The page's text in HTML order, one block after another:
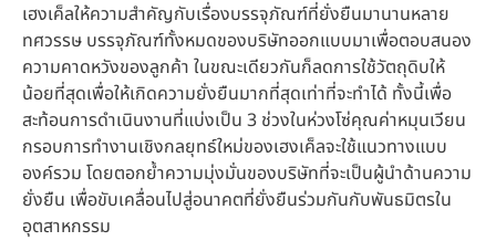
เฮงเค็ลให้ความสำคัญกับเรื่องบรรจุภัณฑ์ที่ยั่งยืนมานานหลาย
ทศวรรษ บรรจุภัณฑ์ทั้งหมดของบริษัทออกแบบมาเพื่อตอบสนอง
ความคาดหวังของลูกค้า ในขณะเดียวกันก็ลดการใช้วัตถุดิบให้
น้อยที่สุดเพื่อให้เกิดความยั่งยืนมากที่สุดเท่าที่จะทำได้ ทั้งนี้เพื่อ
สะท้อนการดำเนินงานที่แบ่งเป็น 3 ช่วงในห่วงโซ่คุณค่าหมุนเวียน
กรอบการทำงานเชิงกลยุทธ์ใหม่ของเฮงเค็ลจะใช้แนวทางแบบ
องค์รวม โดยตอกย้ำความมุ่งมั่นของบริษัทที่จะเป็นผู้นำด้านความ
ยั่งยืน เพื่อขับเคลื่อนไปสู่อนาคตที่ยั่งยืนร่วมกันกับพันธมิตรใน
อุตสาหกรรม